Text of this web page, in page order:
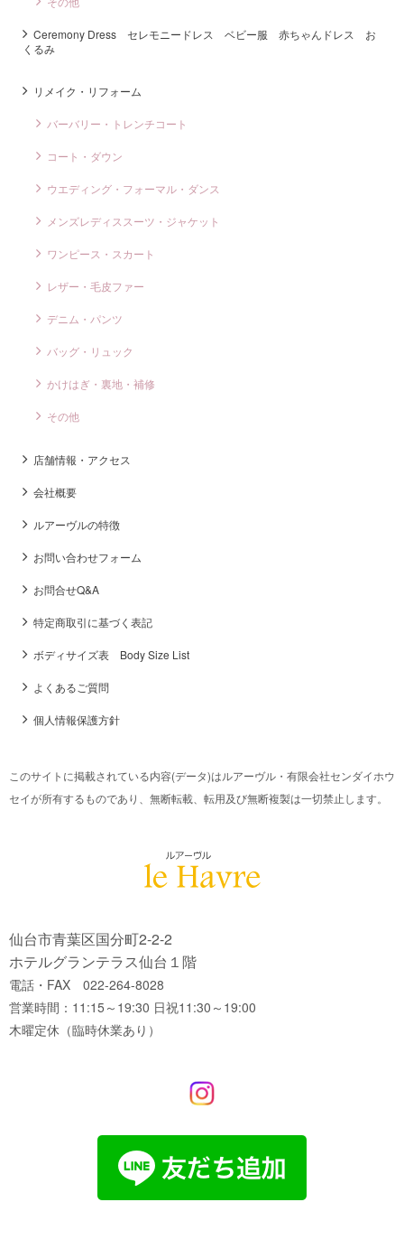
Ceremony Dress セレモニードレス ベビー服 赤ちゃんドレス お
くるみ
リメイク・リフォーム
バーバリー・トレンチコート
コート・ダウン
ウエディング・フォーマル・ダンス
メンズレディススーツ・ジャケット
ワンピース・スカート
レザー・毛皮ファー
デニム・パンツ
バッグ・リュック
かけはぎ・裏地・補修
その他
店舗情報・アクセス
会社概要
ルアーヴルの特徴
お問い合わせフォーム
お問合せQ&A
特定商取引に基づく表記
ボディサイズ表 Body Size List
よくあるご質問
個人情報保護方針
このサイトに掲載されている内容(データ)はルアーヴル・有限会社センダイホウ
セイが所有するものであり、無断転載、転用及び無断複製は一切禁止します。
仙台市青葉区国分町2-2-2
ホテルグランテラス仙台１階
電話・FAX 022-264-8028
営業時間：11:15～19:30 日祝11:30～19:00
木曜定休（臨時休業あり）